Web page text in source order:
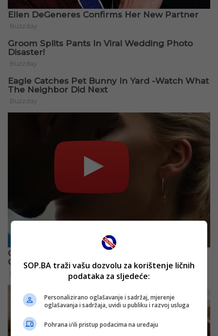
SOP.BA traži vašu dozvolu za korištenje ličnih
podataka za sljedeće:
Personalizirano oglašavanje i sadržaj, mjerenje
oglašavanja i sadržaja, uvidi u publiku i razvoj usluga
Pohrana i/ili pristup podacima na uređaju